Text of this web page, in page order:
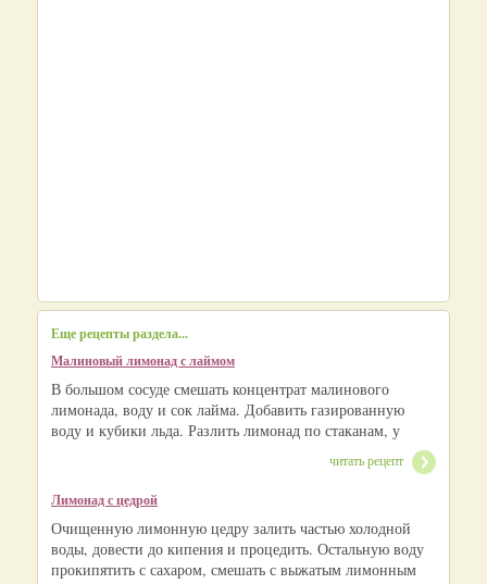
Еще рецепты раздела...
Малиновый лимонад с лаймом
В большом сосуде смешать концентрат малинового
лимонада, воду и сок лайма. Добавить газированную
воду и кубики льда. Разлить лимонад по стаканам, у
читать рецепт
Лимонад с цедрой
Очищенную лимонную цедру залить частью холодной
воды, довести до кипения и процедить. Остальную воду
прокипятить с сахаром, смешать с выжатым лимонным